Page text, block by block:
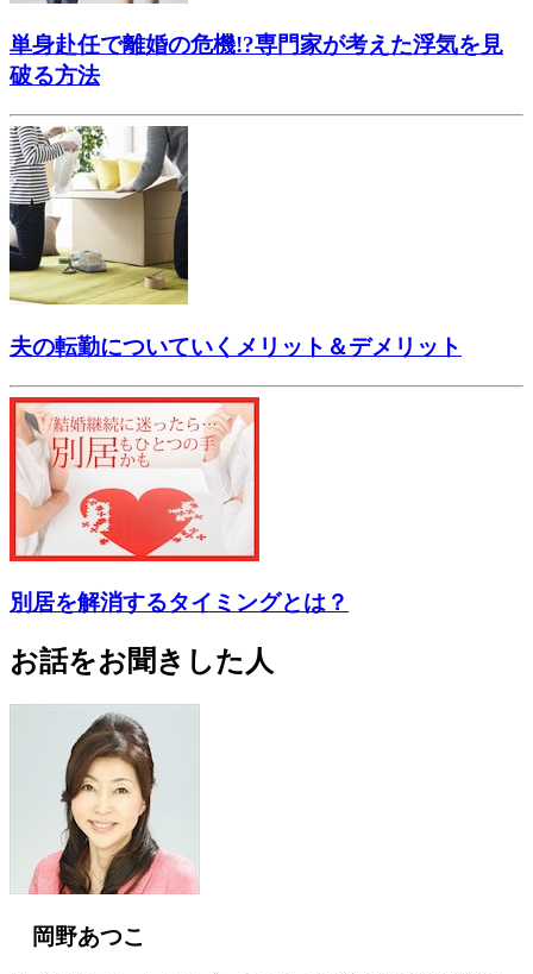
単身赴任で離婚の危機!?専門家が考えた浮気を見
破る方法
夫の転勤についていくメリット＆デメリット
別居を解消するタイミングとは？
お話をお聞きした人
岡野あつこ